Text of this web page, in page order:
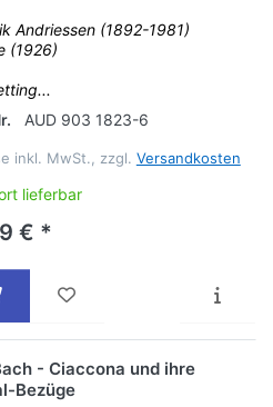
Andriessen (1892-1981)
(1926)
AUD 903 1823-6
inkl. MwSt., zzgl. Versandkosten
lieferbar
€ *
- Ciaccona und ihre
Bezüge